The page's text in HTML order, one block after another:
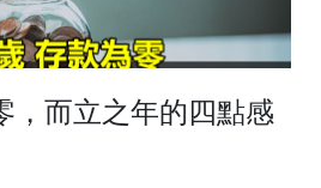
，而立之年的四點感